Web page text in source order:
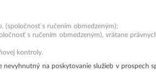
(spoločnosť s ručením obmedzeným);
s ručením obmedzeným), vrátane
kontroly.
na poskytovanie služieb v prospech